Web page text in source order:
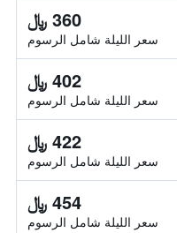
360 ﷼
سعر الليلة شامل الرسوم
402 ﷼
سعر الليلة شامل الرسوم
422 ﷼
سعر الليلة شامل الرسوم
454 ﷼
سعر الليلة شامل الرسوم